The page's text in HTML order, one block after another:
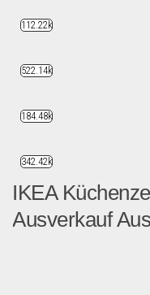
IKEA
Ausverkauf
112.22k
522.14k
184.48k
342.42k